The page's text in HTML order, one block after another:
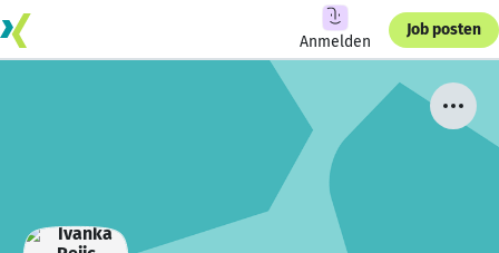
Anmelden
Job posten